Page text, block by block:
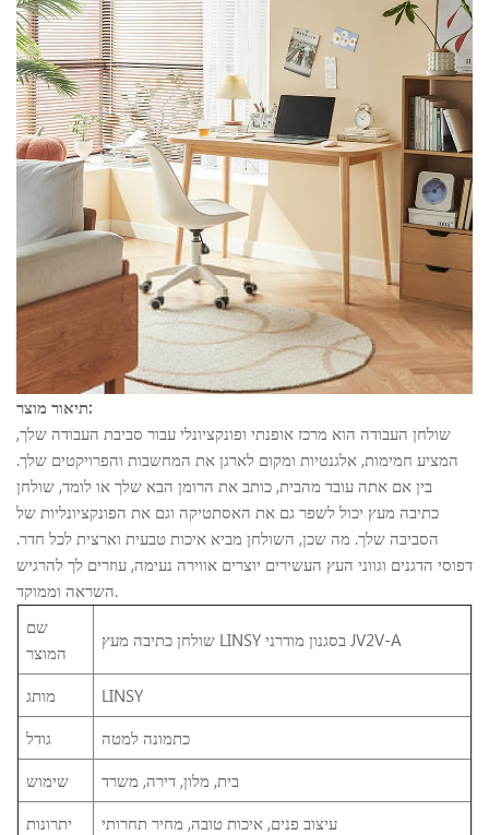
תיאור מוצר:
שולחן העבודה הוא מרכז אופנתי ופונקציונלי עבור סביבת העבודה שלך,
המציע חמימות, אלגנטיות ומקום לארגן את המחשבות והפרויקטים שלך.
בין אם אתה עובד מהבית, כותב את הרומן הבא שלך או לומד, שולחן
כתיבה מעץ יכול לשפר גם את האסתטיקה וגם את הפונקציונליות של
הסביבה שלך. מה שכן, השולחן מביא איכות טבעית וארצית לכל חדר.
דפוסי הדגנים וגווני העץ העשירים יוצרים אווירה נעימה, עוזרים לך להרגיש
השראה וממוקד.
שם
המוצר
שולחן כתיבה מעץ LINSY בסגנון מודרני JV2V-A
מותג
LINSY
גודל
כתמונה למטה
שימוש
בית, מלון, דירה, משרד
יתרונות
עיצוב פנים, איכות טובה, מחיר תחרותי